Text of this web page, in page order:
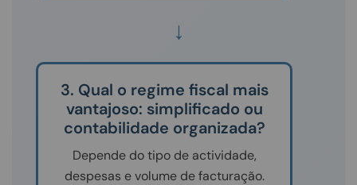
↓
3. Qual o regime fiscal mais
vantajoso: simplificado ou
contabilidade organizada?
Depende do tipo de actividade,
despesas e volume de facturação.